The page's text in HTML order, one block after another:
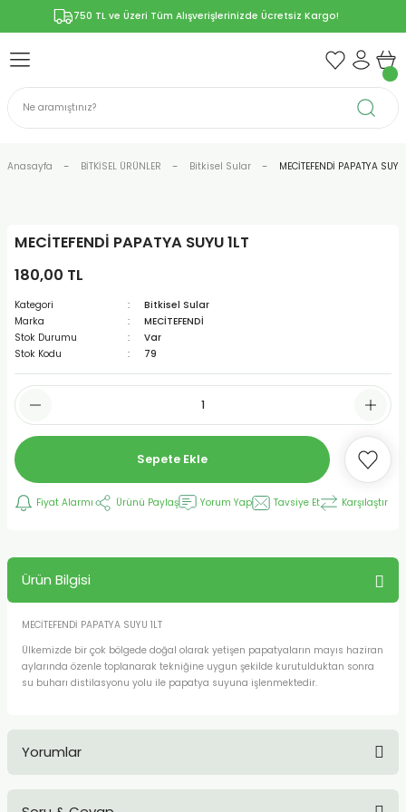
750 TL ve Üzeri Tüm Alışverişlerinizde Ücretsiz Kargo!
Geri Dön
Propolis
Geri Dön
Geri Dön
Geri Dön
KAPSÜLLER
Geri Dön
Anasayfa BİTKİSEL ÜRÜNLER Bitkisel Sular MECİTEFENDİ PAPATYA SUYU
MECİTEFENDİ PAPATYA SUYU 1LT
180,00 TL
Kategori
Bitkisel Sular
Marka
MECİTEFENDİ
Stok Durumu
Var
Stok Kodu
79
Sepete Ekle
Fiyat Alarmı Ürünü Paylaş Yorum Yap Tavsiye Et Karşılaştır
Ürün Bilgisi
MECİTEFENDİ PAPATYA SUYU 1LT
Ülkemizde bir çok bölgede doğal olarak yetişen papatyaların mayıs haziran
aylarında özenle toplanarak tekniğine uygun şekilde kurutulduktan sonra
su buharı distilasyonu yolu ile papatya suyuna işlenmektedir.
Yorumlar